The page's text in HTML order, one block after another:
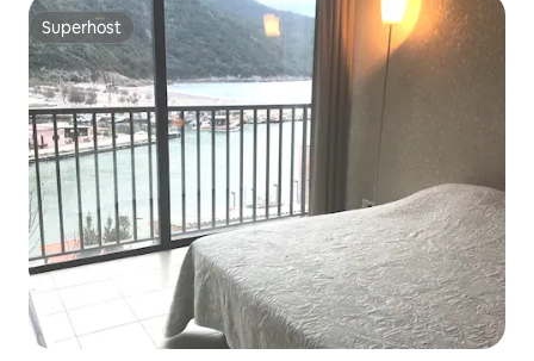
Superhost
Superhost